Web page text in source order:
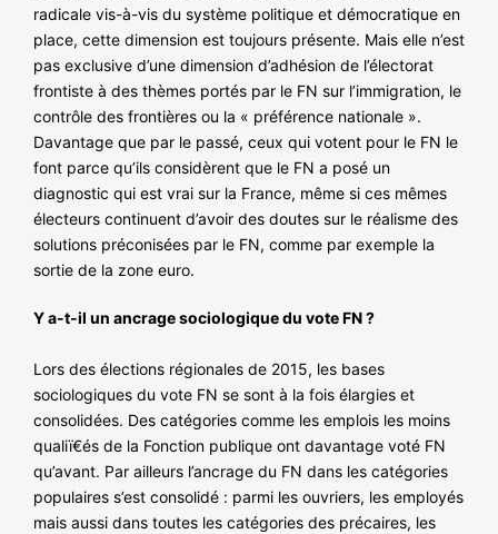
radicale vis-à-vis du système politique et démocratique en
place, cette dimension est toujours présente. Mais elle n’est
pas exclusive d’une dimension d’adhésion de l’électorat
frontiste à des thèmes portés par le FN sur l’immigration, le
contrôle des frontières ou la « préférence nationale ».
Davantage que par le passé, ceux qui votent pour le FN le
font parce qu’ils considèrent que le FN a posé un
diagnostic qui est vrai sur la France, même si ces mêmes
électeurs continuent d’avoir des doutes sur le réalisme des
solutions préconisées par le FN, comme par exemple la
sortie de la zone euro.
Y a-t-il un ancrage sociologique du vote FN ?
Lors des élections régionales de 2015, les bases
sociologiques du vote FN se sont à la fois élargies et
consolidées. Des catégories comme les emplois les moins
qualiï€és de la Fonction publique ont davantage voté FN
qu’avant. Par ailleurs l’ancrage du FN dans les catégories
populaires s’est consolidé : parmi les ouvriers, les employés
mais aussi dans toutes les catégories des précaires, les